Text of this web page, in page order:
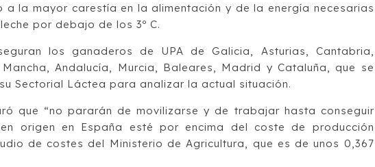
a la mayor carestía en la alimentación y de la energía necesarias
por debajo de los 3º C.
los ganaderos de UPA de Galicia, Asturias, Cantabria,
Andalucía, Murcia, Baleares, Madrid y Cataluña, que se
Sectorial Láctea para analizar la actual situación.
que “no pararán de movilizarse y de trabajar hasta conseguir
origen en España esté por encima del coste de producción
de costes del Ministerio de Agricultura, que es de unos 0,367